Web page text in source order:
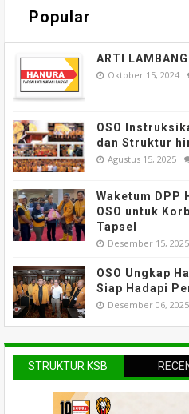
Popular
ARTI
Oktober 15, 2024
OSO
dan Struktur
Agustus 15, 2025
Waketum DPP
OSO untuk
Tapsel
Desember 15, 2025
OSO Ungkap
Siap Hadapi
Desember 06, 2025
STRUKTUR KSB